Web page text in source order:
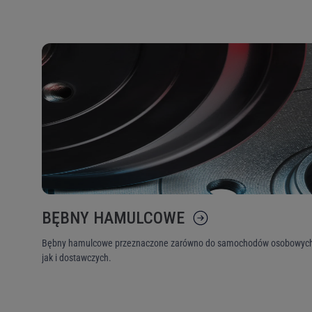
BĘBNY HAMULCOWE
Bębny hamulcowe przeznaczone zarówno do samochodów
jak i dostawczych.
Nie pamiętam hasła